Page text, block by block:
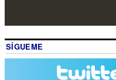
SÍGUEME